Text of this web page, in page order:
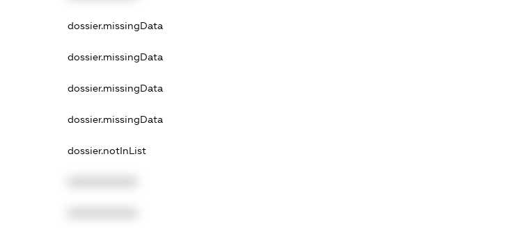
dossier.missingData
dossier.missingData
dossier.missingData
dossier.missingData
dossier.notInList